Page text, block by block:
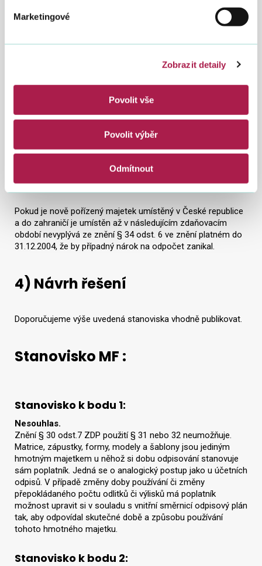
Marketingové
Zobrazit detaily
Povolit vše
Povolit výběr
Odmítnout
odpočet podle § 34 odst. 3 uplatnit u hmotného majetku
umístěného v zahraničí nebo používaného v zahraničí
období (podle § 34 odst. 5 ZDP). Pokud však dojde k pořízení
zdaňovacího období a majetek je bezprostředně umístěn do
Stanovisko:
Pokud není majetek umístěn v zahraničí nepřetržitě více než
183 dnů v příslušném zdaňovacím období, kdy byl majetek
Pokud je nově pořízený majetek umístěný v České republice
a do zahraničí je umístěn až v následujícím zdaňovacím
období nevyplývá ze znění § 34 odst. 6 ve znění platném do
31.12.2004, že by případný nárok na odpočet zanikal.
4) Návrh řešení
Doporučujeme výše uvedená stanoviska vhodně publikovat.
Stanovisko MF :
Stanovisko k bodu 1:
Nesouhlas.
Znění § 30 odst.7 ZDP použití § 31 nebo 32 neumožňuje.
Matrice, zápustky, formy, modely a šablony jsou jediným
hmotným majetkem u něhož si dobu odpisování stanovuje
sám poplatník. Jedná se o analogický postup jako u účetních
odpisů. V případě změny doby používání či změny
přepokládaného počtu odlitků či výlisků má poplatník
možnost upravit si v souladu s vnitřní směrnicí odpisový plán
tak, aby odpovídal skutečné době a způsobu používání
tohoto hmotného majetku.
Stanovisko k bodu 2: